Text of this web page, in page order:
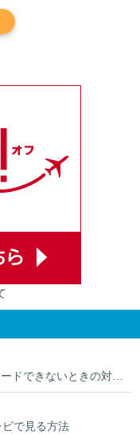
チケットマスターのアプリがダウンロードできないときの対処法【裏ワザ】
で見る方法